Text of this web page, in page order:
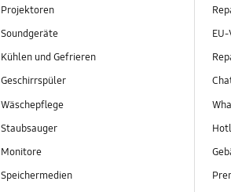
Projektoren
Soundgeräte
Kühlen und Gefrieren
Geschirrspüler
Wäschepflege
Staubsauger
Monitore
Speichermedien